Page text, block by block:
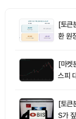
[토큰
환 원
[마켓
스피
[토큰
S가